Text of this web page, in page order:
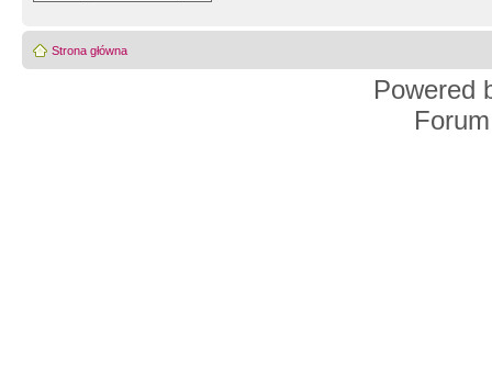
Strona główna
Powered